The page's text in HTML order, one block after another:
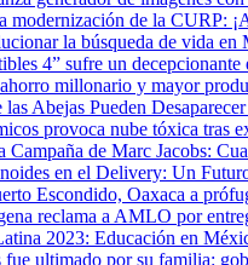
modernización de la CURP:
la búsqueda de vida en
4” sufre un decepcionante
millonario y mayor
Abejas Pueden
provoca nube tóxica tras
Campaña de Marc Jacobs:
en el Delivery: Un
Escondido, Oaxaca a
reclama a AMLO por
2023: Educación en
ultimado por su familia: